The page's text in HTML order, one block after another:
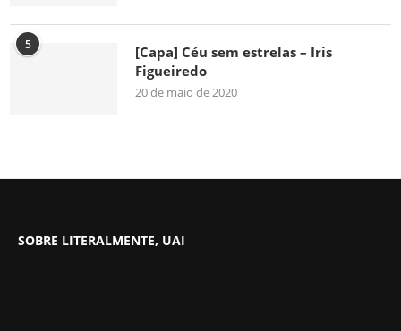
5
[Capa] Céu sem estrelas – Iris
Figueiredo
20 de maio de 2020
SOBRE LITERALMENTE, UAI